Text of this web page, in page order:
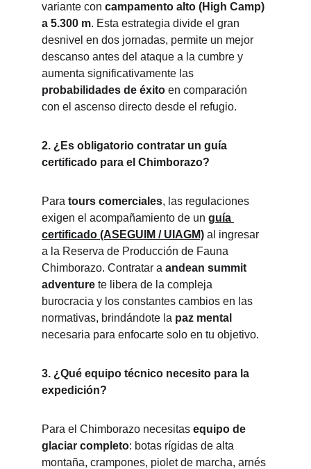
variante con campamento alto (High Camp)
a 5.300 m. Esta estrategia divide el gran
desnivel en dos jornadas, permite un mejor
descanso antes del ataque a la cumbre y
aumenta significativamente las
probabilidades de éxito en comparación
con el ascenso directo desde el refugio.
2. ¿Es obligatorio contratar un guía
certificado para el Chimborazo?
Para tours comerciales, las regulaciones
exigen el acompañamiento de un guía
certificado (ASEGUIM / UIAGM) al ingresar
a la Reserva de Producción de Fauna
Chimborazo. Contratar a andean summit
adventure te libera de la compleja
burocracia y los constantes cambios en las
normativas, brindándote la paz mental
necesaria para enfocarte solo en tu objetivo.
3. ¿Qué equipo técnico necesito para la
expedición?
Para el Chimborazo necesitas equipo de
glaciar completo: botas rígidas de alta
montaña, crampones, piolet de marcha, arnés